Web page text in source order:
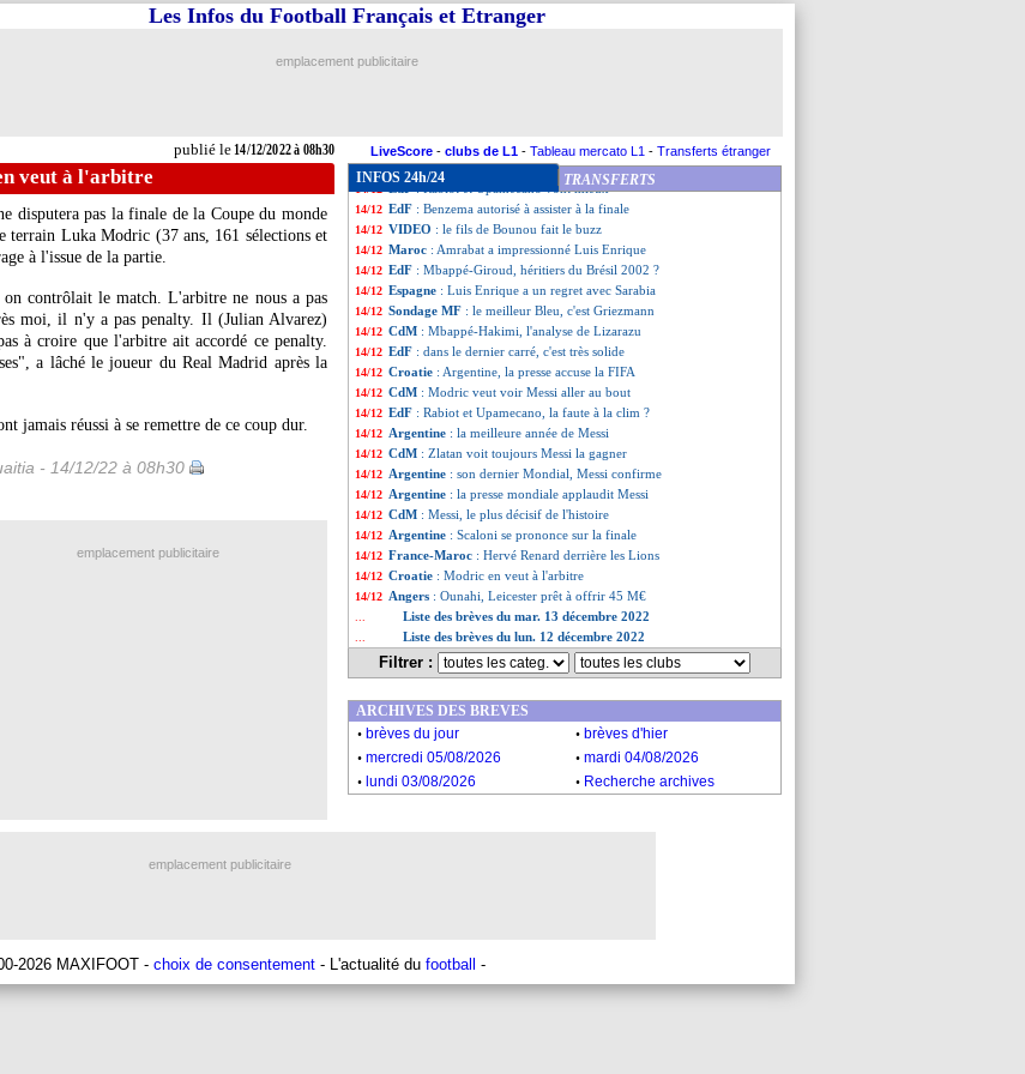
publié le14/12/2022 à 08h30
Les Infos du Football Français et Etranger
emplacement publicitaire
LiveScore - clubs de L1 - Tableau mercato L1 - Transferts étranger
veut à l'arbitre
disputera pas la finale de la Coupe du monde
terrain Luka Modric (37 ans, 161 sélections et
à l'issue de la partie.
contrôlait le match. L'arbitre ne nous a pas
moi, il n'y a pas penalty. Il (Julian Alvarez)
à croire que l'arbitre ait accordé ce penalty.
a lâché le joueur du Real Madrid après la
jamais réussi à se remettre de ce coup dur.
- 14/12/22 à 08h30
INFOS 24h/24 TRANSFERTS
14/12 Real: Ronaldo s'entraîne à Valdebebas
14/12 Monza: Berlusconi dérape...
14/12 EdF: pessimisme pour Rabiot et Upamecano
14/12 Milan: le conseil de Zlatan à Leao
14/12 Croatie: le penalty, Casillas se prononce
: Rabiot et Upamecano vont mieux
14/12 EdF : Benzema autorisé à assister à la finale
14/12 VIDEO : le fils de Bounou fait le buzz
14/12 Maroc : Amrabat a impressionné Luis Enrique
14/12 EdF : Mbappé-Giroud, héritiers du Brésil 2002 ?
14/12 Espagne : Luis Enrique a un regret avec Sarabia
14/12 Sondage MF : le meilleur Bleu, c'est Griezmann
14/12 CdM : Mbappé-Hakimi, l'analyse de Lizarazu
14/12 EdF : dans le dernier carré, c'est très solide
14/12 Croatie : Argentine, la presse accuse la FIFA
14/12 CdM : Modric veut voir Messi aller au bout
14/12 EdF : Rabiot et Upamecano, la faute à la clim ?
14/12 Argentine : la meilleure année de Messi
14/12 CdM : Zlatan voit toujours Messi la gagner
14/12 Argentine : son dernier Mondial, Messi confirme
14/12 Argentine : la presse mondiale applaudit Messi
14/12 CdM : Messi, le plus décisif de l'histoire
14/12 Argentine : Scaloni se prononce sur la finale
14/12 France-Maroc : Hervé Renard derrière les Lions
14/12 Croatie : Modric en veut à l'arbitre
14/12 Angers : Ounahi, Leicester prêt à offrir 45 M€
Liste des brèves du mar. 13 décembre 2022
Liste des brèves du lun. 12 décembre 2022
Filtrer :
emplacement publicitaire
ARCHIVES DES BREVES
. brèves du jour . brèves d'hier
. mercredi 05/08/2026 . mardi 04/08/2026
. lundi 03/08/2026 . Recherche archives
emplacement publicitaire
2026 MAXIFOOT - choix de consentement - L'actualité du football -